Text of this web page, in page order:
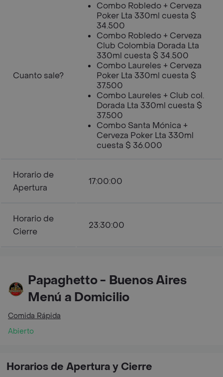
Cuanto sale?
Combo Robledo + Cerveza
Poker Lta 330ml cuesta $
34.500
Combo Robledo + Cerveza
Club Colombia Dorada Lta
330ml cuesta $ 34.500
Combo Laureles + Cerveza
Poker Lta 330ml cuesta $
37.500
Combo Laureles + Club col.
Dorada Lta 330ml cuesta $
37.500
Combo Santa Mónica +
Cerveza Poker Lta 330ml
cuesta $ 36.000
Horario de
Apertura
17:00:00
Horario de
Cierre
23:30:00
Papaghetto - Buenos Aires
Menú a Domicilio
Comida Rápida
Abierto
Horarios de Apertura y Cierre